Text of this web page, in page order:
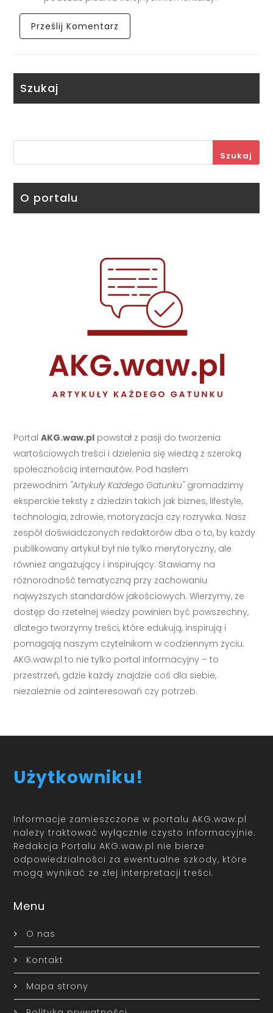
Szukaj
Szukaj
O portalu
PortalAKG.waw.pl powstał z pasji do tworzenia
wartościowych treści i dzielenia się wiedzą z szeroką
społecznością internautów. Pod hasłem
przewodnim "Artykuły Każdego Gatunku"gromadzimy
eksperckie teksty z dziedzin takich jak biznes, lifestyle,
technologia, zdrowie, motoryzacja czy rozrywka. Nasz
zespół doświadczonych redaktorów dba o to, by każdy
publikowany artykuł był nie tylko merytoryczny, ale
również angażujący i inspirujący. Stawiamy na
różnorodność tematyczną przy zachowaniu
najwyższych standardów jakościowych. Wierzymy, że
dostęp do rzetelnej wiedzy powinien być powszechny,
dlatego tworzymy treści, które edukują, inspirują i
pomagają naszym czytelnikom w codziennym życiu.
AKG.waw.pl to nie tylko portal informacyjny – to
przestrzeń, gdzie każdy znajdzie coś dla siebie,
niezależnie od zainteresowań czy potrzeb.
Użytkowniku!
Informacje zamieszczone w portalu AKG.waw.pl
należy traktować wyłącznie czysto informacyjnie.
Redakcja Portalu AKG.waw.pl nie bierze
odpowiedzialności za ewentualne szkody, które
mogą wynikać ze złej interpretacji treści.
Menu
O nas
Kontakt
Mapa strony